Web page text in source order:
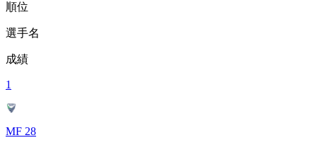
順位
選手名
成績
1
MF 28